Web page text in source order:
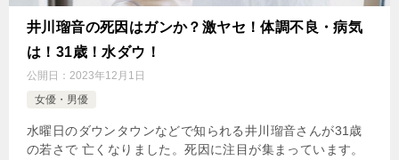
井川瑠音の死因はガンか？激ヤセ！体調不良・病気
は！31歳！水ダウ！
公開日： 2023年12月1日
女優・男優
水曜日のダウンタウンなどで知られる井川瑠音さんが31歳
の若さで 亡くなりました。死因に注目が集まっています。